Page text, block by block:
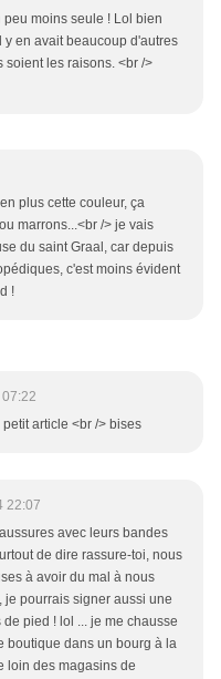
peu moins seule ! Lol bien
en avait beaucoup d'autres
soient les raisons. <br />
plus cette couleur, ça
marrons...<br /> je vais
du saint Graal, car depuis
c'est moins évident
!
article <br /> bises
22:07
avec leurs bandes
de dire rassure-toi, nous
à avoir du mal à nous
je pourrais signer aussi une
pied ! lol ... je me chausse
boutique dans un bourg à la
loin des magasins de